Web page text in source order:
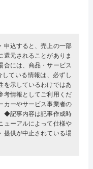
申込すると、売上の一部
還元されることがありま
には、商品・サービス
ている情報は、必ずし
を示しているわけではあ
考情報としてご利用くだ
カーやサービス事業者の
◆記事内容は記事作成時
ューアルによって仕様や
提供が中止されている場